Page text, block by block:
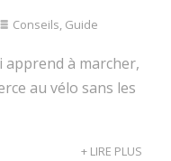
Conseils, Guide
apprend à marcher,
au vélo sans les
+ LIRE PLUS